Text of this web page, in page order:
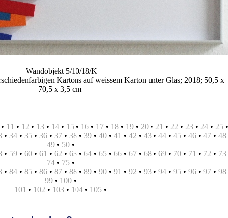
Wandobjekt 5/10/18/K
Kartons auf weissem Karton unter Glas; 2018; 50,5 x
70,5 x 3,5 cm
• 11 • 12 • 13 • 14 • 15 • 16 • 17 • 18 • 19 • 20 • 21 • 22 • 23 • 24 • 25 •
• 34 • 35 • 36 • 37 • 38 • 39 • 40 • 41 • 42 • 43 • 44 • 45 • 46 • 47 • 48
49 • 50 •
• 59 • 60 • 61 • 62 • 63 • 64 • 65 • 66 • 67 • 68 • 69 • 70 • 71 • 72 • 73
74 • 75 •
• 84 • 85 • 86 • 87 • 88 • 89 • 90 • 91 • 92 • 93 • 94 • 95 • 96 • 97 • 98
99 • 100 •
101 • 102 • 103 • 104 • 105 •